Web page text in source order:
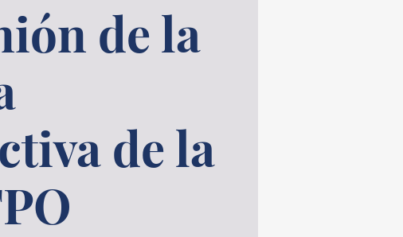
de la
de la